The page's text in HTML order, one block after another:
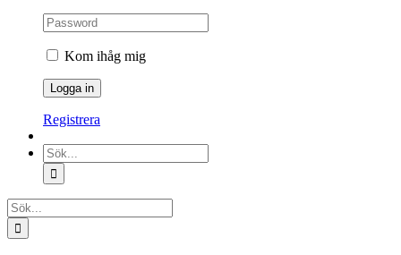
Kom ihåg mig
Registrera
Sök
efter:
Sök
efter: